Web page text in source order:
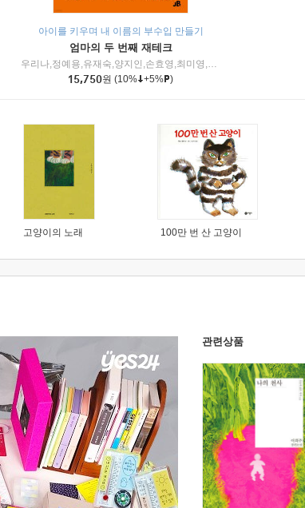
아이를 키우며 내 이름의 부수입 만들기
엄마의 두 번째 재테크
우리나,정예용,유재숙,양지인,손효영,최미영,조민주,이진현,차미숙,서미숙 저
15,750원 (10% +5% )
고양이의 노래 100만 번 산 고양이
관련상품